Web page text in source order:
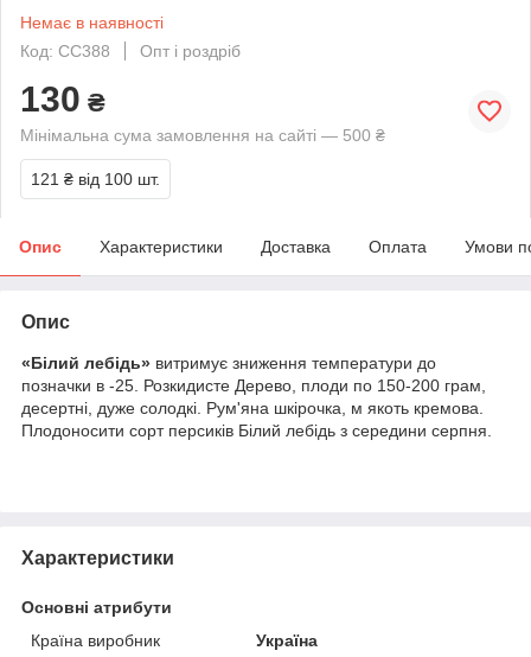
Немає в наявності
Код: СС388
Опт і роздріб
130 ₴
Мінімальна сума замовлення на сайті — 500 ₴
121 ₴ від 100 шт.
Опис Характеристики Доставка Оплата Умови
Опис
«Білий лебідь» витримує зниження температури до
позначки в -25. Розкидисте Дерево, плоди по 150-200 грам,
десертні, дуже солодкі. Рум'яна шкірочка, м якоть кремова.
Плодоносити сорт персиків Білий лебідь з середини серпня.
Характеристики
Основні атрибути
Країна виробник
Україна